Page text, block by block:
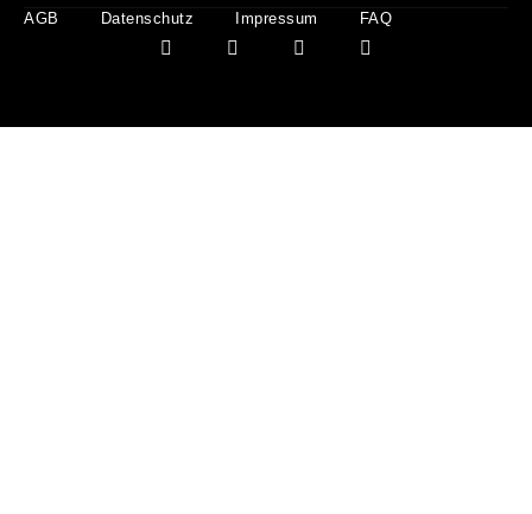
AGB Datenschutz Impressum FAQ